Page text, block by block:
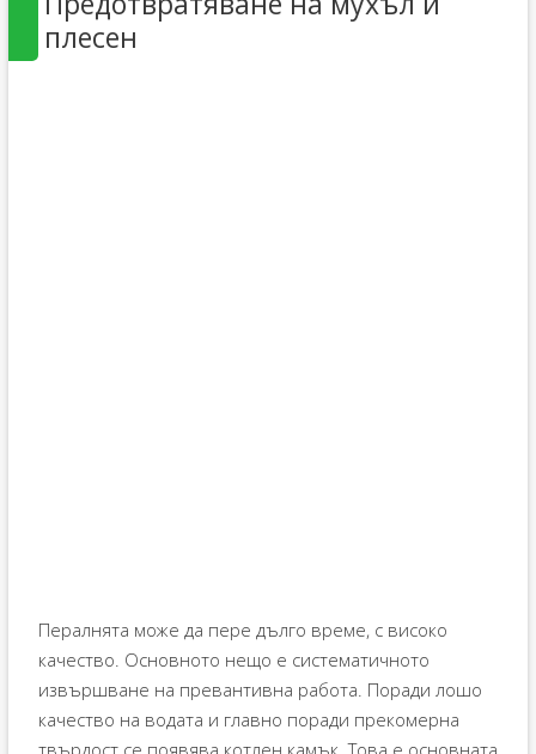
плесен
Пералнята може да пере дълго време, с високо
качество. Основното нещо е систематичното
извършване на превантивна работа. Поради лошо
качество на водата и главно поради прекомерна
твърдост се появява котлен камък. Това е основната